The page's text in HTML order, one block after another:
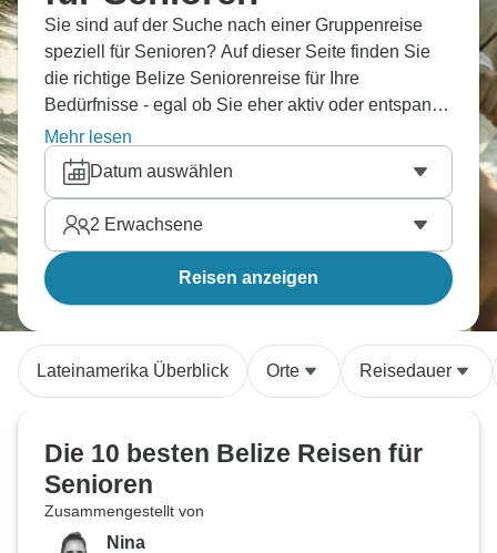
Sie sind auf der Suche nach einer Gruppenreise
speziell für Senioren? Auf dieser Seite finden Sie
die richtige Belize Seniorenreise für Ihre
Bedürfnisse - egal ob Sie eher aktiv oder entspannt,
in einer größeren oder kleineren Gruppe verreisen
möchten.
Mehr lesen
Datum auswählen
2 Erwachsene
Reisen anzeigen
Lateinamerika Überblick Orte Reisedauer
Die 10 besten Belize Reisen für
Senioren
Zusammengestellt von
Nina